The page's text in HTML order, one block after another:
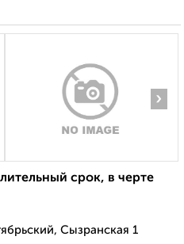
›
срок, в черте
Сызранская 1